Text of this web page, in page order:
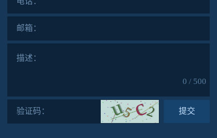
邮箱：
描述：
0 / 500
验证码： 提交